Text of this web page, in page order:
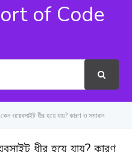
of Code
ওয়েবসাইট ধীর হয়ে যায়? কারণ ও সমাধান